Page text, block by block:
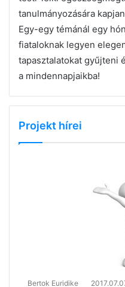
tanulmányozására
Egy-egy témánál egy
fiataloknak legyen
tapasztalatokat gyűjteni
a mindennapjaikba!
Projekt hírei
Bertok Euridike